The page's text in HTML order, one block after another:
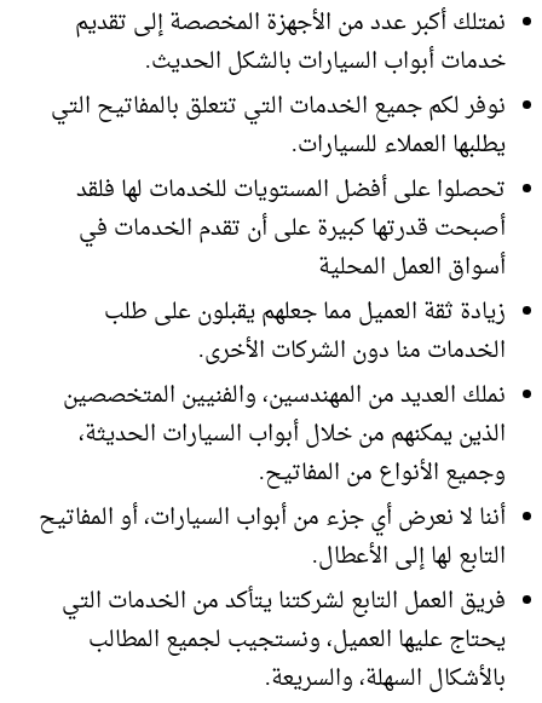
نمتلك أكبر عدد من الأجهزة المخصصة إلى تقديم
خدمات أبواب السيارات بالشكل الحديث.
نوفر لكم جميع الخدمات التي تتعلق بالمفاتيح التي
يطلبها العملاء للسيارات.
تحصلوا على أفضل المستويات للخدمات لها فلقد
أصبحت قدرتها كبيرة على أن تقدم الخدمات في
أسواق العمل المحلية
زيادة ثقة العميل مما جعلهم يقبلون على طلب
الخدمات منا دون الشركات الأخرى.
نملك العديد من المهندسين، والفنيين المتخصصين
الذين يمكنهم من خلال أبواب السيارات الحديثة،
وجميع الأنواع من المفاتيح.
أننا لا نعرض أي جزء من أبواب السيارات، أو المفاتيح
التابع لها إلى الأعطال.
فريق العمل التابع لشركتنا يتأكد من الخدمات التي
يحتاج عليها العميل، ونستجيب لجميع المطالب
بالأشكال السهلة، والسريعة.